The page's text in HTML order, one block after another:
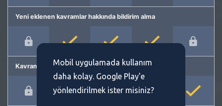
Yeni eklenen kavramlar hakkında bildirim alma
Kavram önermeMobil uygulamada kullanım
daha kolay. Google Play'e
yönlendirilmek ister misiniz?